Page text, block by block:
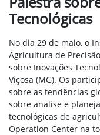
Tecnológicas
No dia 29 de maio, o
Agricultura de
sobre Inovações
Viçosa (MG). Os
sobre as tendências
sobre analise e
tecnológicas de
Operation Center na